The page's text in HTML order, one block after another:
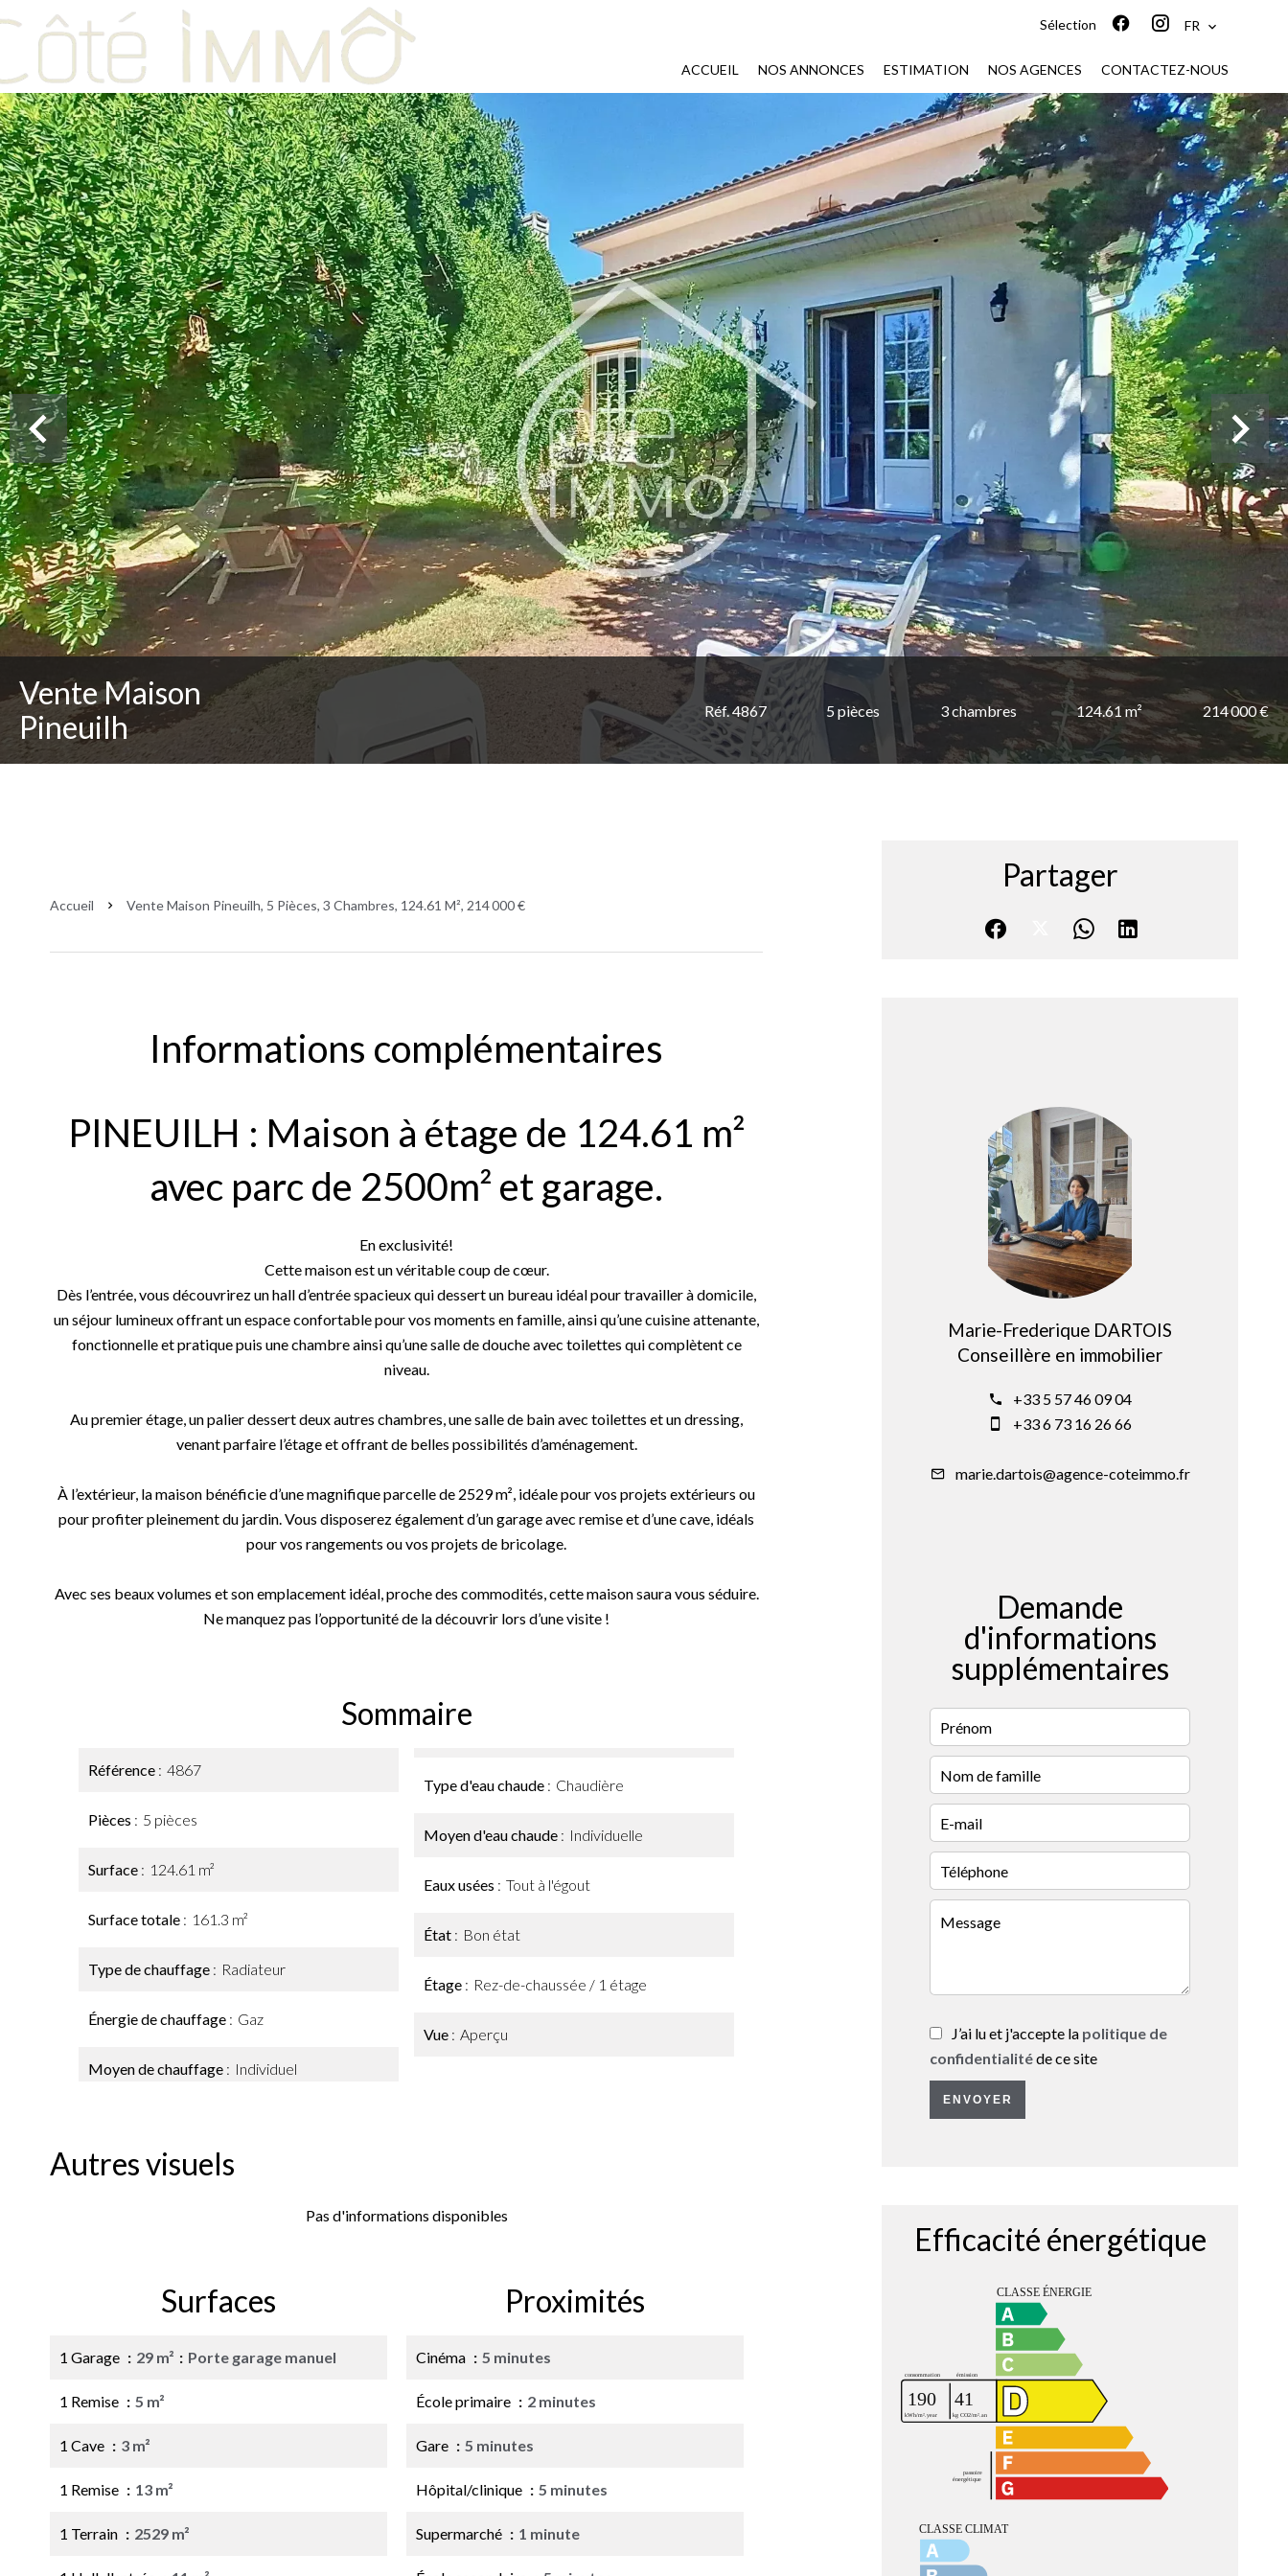
Sélection FR
ACCUEIL NOS ANNONCES ESTIMATION NOS AGENCES CONTACTEZ-NOUS
Vente Maison
Pineuilh
Réf. 4867 5 pièces 3 chambres 124.61 m² 214 000 €
Accueil Vente Maison Pineuilh, 5 Pièces, 3 Chambres, 124.61 M², 214 000 €
Informations complémentaires
PINEUILH : Maison à étage de 124.61 m²
avec parc de 2500m² et garage.
En exclusivité!
Cette maison est un véritable coup de cœur.
Dès l’entrée, vous découvrirez un hall d’entrée spacieux qui dessert un bureau idéal pour travailler à domicile,
un séjour lumineux offrant un espace confortable pour vos moments en famille, ainsi qu’une cuisine attenante,
fonctionnelle et pratique puis une chambre ainsi qu’une salle de douche avec toilettes qui complètent ce
niveau.
Au premier étage, un palier dessert deux autres chambres, une salle de bain avec toilettes et un dressing,
venant parfaire l’étage et offrant de belles possibilités d’aménagement.
À l’extérieur, la maison bénéficie d’une magnifique parcelle de 2529 m², idéale pour vos projets extérieurs ou
pour profiter pleinement du jardin. Vous disposerez également d’un garage avec remise et d’une cave, idéals
pour vos rangements ou vos projets de bricolage.
Avec ses beaux volumes et son emplacement idéal, proche des commodités, cette maison saura vous séduire.
Ne manquez pas l’opportunité de la découvrir lors d’une visite !
Sommaire
Référence 4867
Pièces 5 pièces
Surface 124.61 m²
Surface totale 161.3 m²
Type de chauffage Radiateur
Énergie de chauffage Gaz
Moyen de chauffage Individuel
Type d'eau chaude Chaudière
Moyen d'eau chaude Individuelle
Eaux usées Tout à l'égout
État Bon état
Étage Rez-de-chaussée / 1 étage
Vue Aperçu
Autres visuels
Pas d'informations disponibles
Surfaces
1 Garage 29 m² Porte garage manuel
1 Remise 5 m²
1 Cave 3 m²
1 Remise 13 m²
1 Terrain 2529 m²
Proximités
Cinéma 5 minutes
École primaire 2 minutes
Gare 5 minutes
Hôpital/clinique 5 minutes
Supermarché 1 minute
Partager
Marie-Frederique DARTOIS
Conseillère en immobilier
+33 5 57 46 09 04
+33 6 73 16 26 66
marie.dartois@agence-coteimmo.fr
Demande
d'informations
supplémentaires
J’ai lu et j'accepte la politique de
confidentialitéde ce site
ENVOYER
Efficacité énergétique